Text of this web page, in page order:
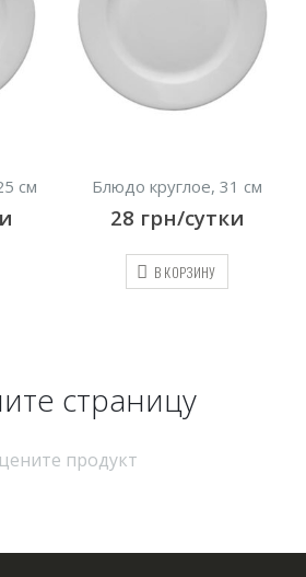
см Блюдо круглое, 31 см
28 грн/сутки
В КОРЗИНУ
страницу
продукт